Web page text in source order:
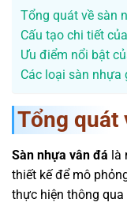
Tổng quát về sàn
Cấu tạo chi tiết
Ưu điểm nổi bật
Các loại sàn nhựa
Tổng quát
Sàn nhựa vân đá là
thiết kế để mô
thực hiện thông